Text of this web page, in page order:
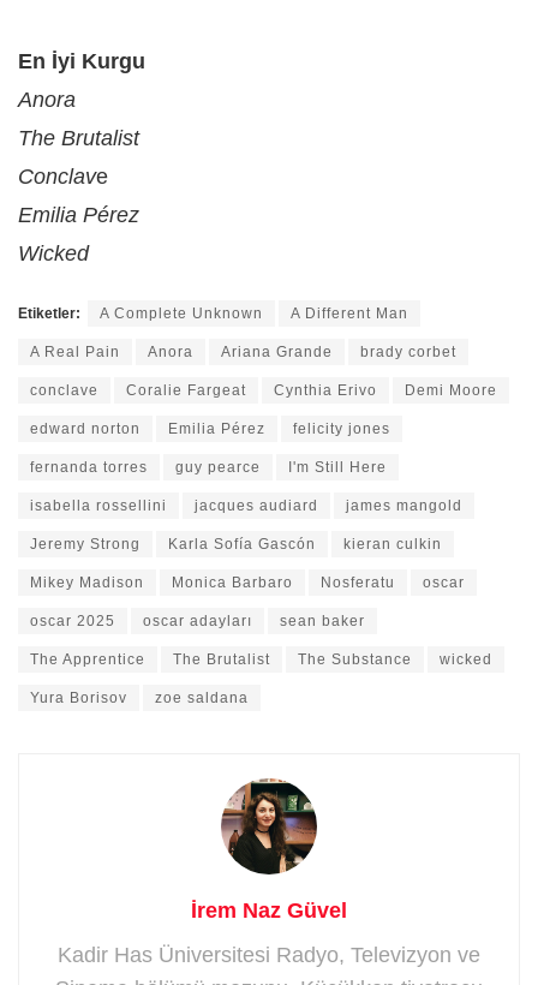
En İyi Kurgu
Anora
The Brutalist
Conclave
Emilia Pérez
Wicked
Etiketler: A Complete Unknown A Different Man
A Real Pain Anora Ariana Grande brady corbet
conclave Coralie Fargeat Cynthia Erivo Demi Moore
edward norton Emilia Pérez felicity jones
fernanda torres guy pearce I'm Still Here
isabella rossellini jacques audiard james mangold
Jeremy Strong Karla Sofía Gascón kieran culkin
Mikey Madison Monica Barbaro Nosferatu oscar
oscar 2025 oscar adayları sean baker
The Apprentice The Brutalist The Substance wicked
Yura Borisov zoe saldana
İrem Naz Güvel
Kadir Has Üniversitesi Radyo, Televizyon ve